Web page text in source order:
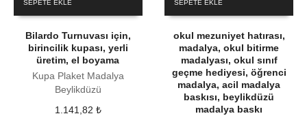
SEPETE EKLE
Bilardo Turnuvası için,
birincilik kupası, yerli
üretim, el boyama
Kupa Plaket Madalya
Beylikdüzü
1.141,82 ₺
SEPETE EKLE
okul mezuniyet hatırası,
madalya, okul bitirme
madalyası, okul sınıf
geçme hediyesi, öğrenci
madalya, acil madalya
baskısı, beylikdüzü
madalya baskı